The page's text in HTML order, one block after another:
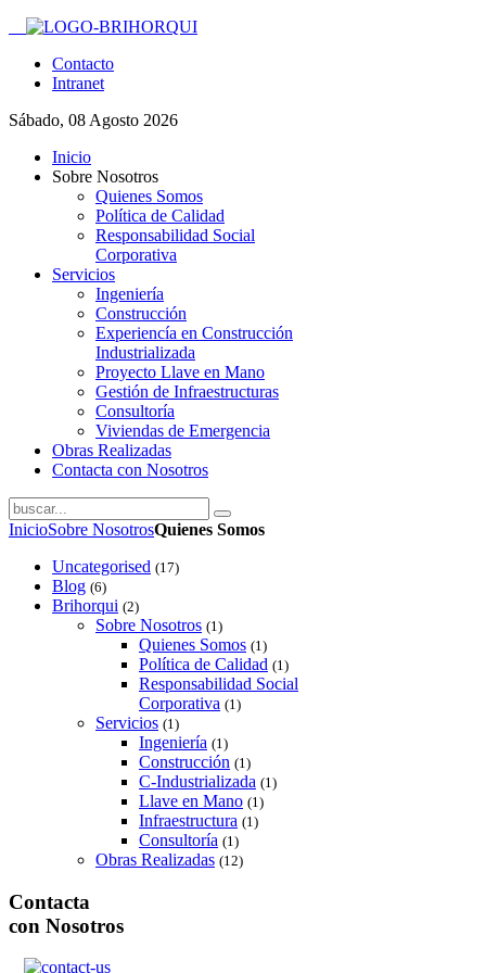
Contacto
Intranet
Sábado, 08 Agosto 2026
Inicio
Sobre Nosotros
Quienes Somos
Política de Calidad
Responsabilidad Social
Corporativa
Servicios
Ingeniería
Construcción
Experiencía en Construcción
Industrializada
Proyecto Llave en Mano
Gestión de Infraestructuras
Consultoría
Viviendas de Emergencia
Obras Realizadas
Contacta con Nosotros
InicioSobre NosotrosQuienes Somos
Uncategorised (17)
Blog (6)
Brihorqui (2)
Sobre Nosotros (1)
Quienes Somos (1)
Política de Calidad (1)
Responsabilidad Social
Corporativa (1)
Servicios (1)
Ingeniería (1)
Construcción (1)
C-Industrializada (1)
Llave en Mano (1)
Infraestructura (1)
Consultoría (1)
Obras Realizadas (12)
Contacta
con Nosotros